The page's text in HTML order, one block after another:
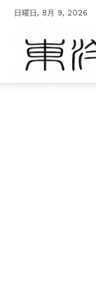
日曜日, 8月 9, 2026